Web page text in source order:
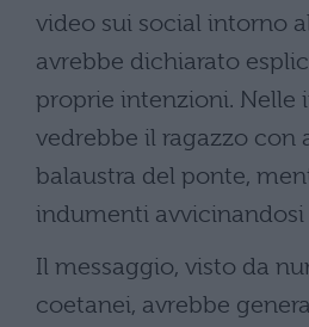
video sui social intorno
avrebbe dichiarato
proprie intenzioni. Nelle
vedrebbe il ragazzo con
balaustra del ponte,
indumenti avvicinandosi
Il messaggio, visto da
coetanei, avrebbe